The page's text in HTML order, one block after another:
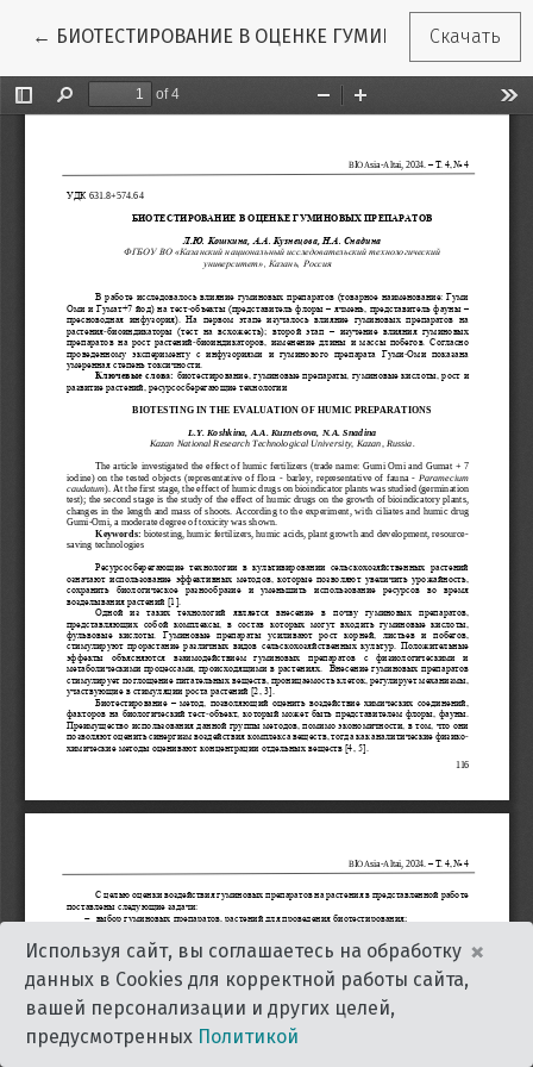
← Вернуться к Подробностям о статье
БИОТЕСТИРОВАНИЕ В ОЦЕНКЕ ГУМИНОВЫХСкачать
Используя сайт, вы соглашаетесь на обработку
данных в Cookies для корректной работы сайта,
вашей персонализации и других целей,
предусмотренных Политикой
×